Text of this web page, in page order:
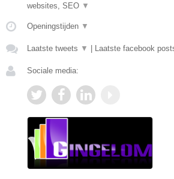
websites, SEO ▼
Openingstijden ▼
Laatste tweets ▼ | Laatste facebook
Sociale media: